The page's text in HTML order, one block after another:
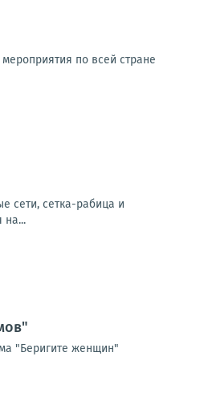
по всей стране
сети, сетка-рабица и
на...
"Беригите женщин"